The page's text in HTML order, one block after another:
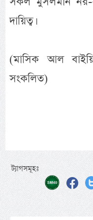
দায়িত্ব।
(মাসিক আল
সংকলিত)
ট্যাগসমূহঃ